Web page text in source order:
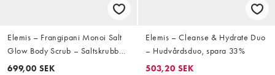
Elemis – Frangipani Monoi Salt
Glow Body Scrub – Saltskrubb
för kroppen 490g
699,00 SEK
Elemis – Cleanse & Hydrate Duo
– Hudvårdsduo, spara 33%
503,20 SEK